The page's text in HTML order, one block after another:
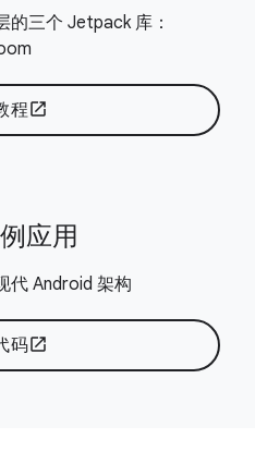
的三个 Jetpack 库：
程 open_in_new
应用
代 Android 架构
码open_in_new